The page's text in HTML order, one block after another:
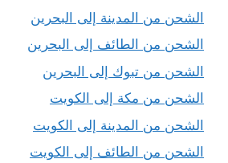
الشحن من المدينة إلى البحرين
الشحن من الطائف إلى البحرين
الشحن من تبوك إلى البحرين
الشحن من مكة إلى الكويت
الشحن من المدينة إلى الكويت
الشحن من الطائف إلى الكويت